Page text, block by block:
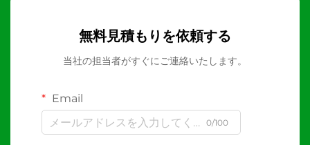
無料見積もりを依頼する
当社の担当者がすぐにご連絡いたします。
Email
0/100